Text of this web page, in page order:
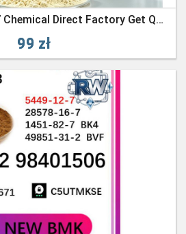
Buy BMK 5449-12-7 Chemical Direct Factory Get Quick Quote
99 zł